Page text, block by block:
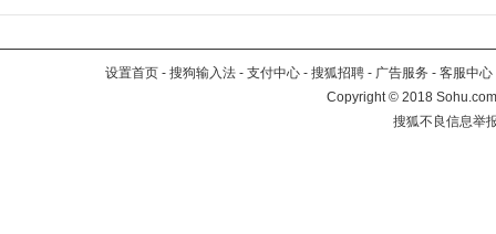
设置首页 - 搜狗输入法 - 支付中心 - 搜狐招聘 - 广告服务 - 客服中心
Copyright©2018
搜狐不良信息举